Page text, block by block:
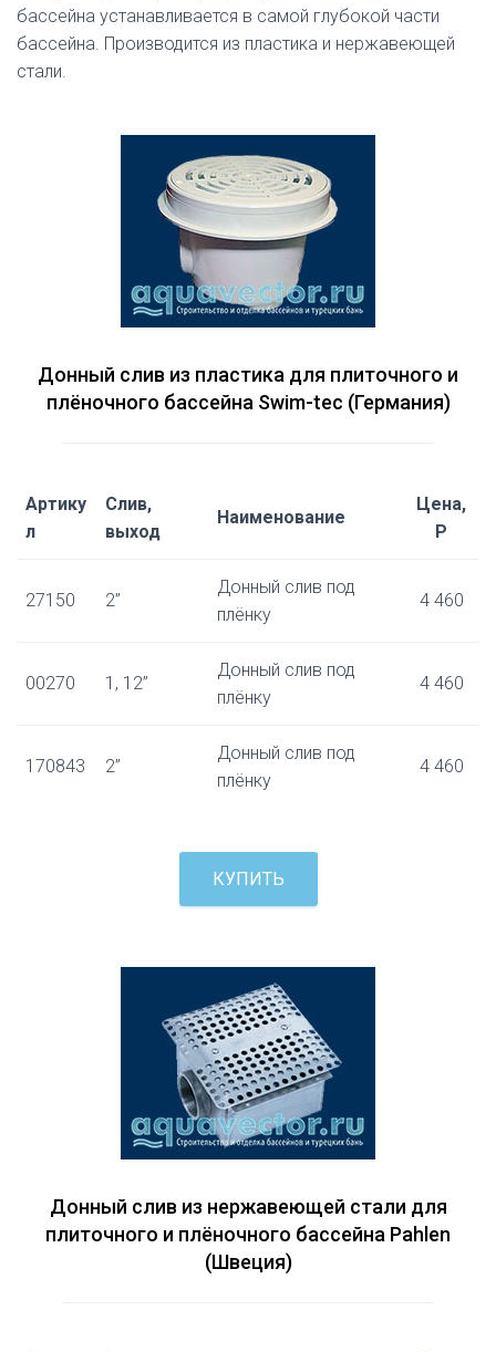
бассейна устанавливается в самой глубокой части
бассейна. Производится из пластика и нержавеющей
стали.
Донный слив из пластика для плиточного и
плёночного бассейна Swim-tec (Германия)
Артику
л
Слив,
выход
Наименование
Цена,
Р
27150 2”
Донный слив под
плёнку
4 460
00270 1, 12”
Донный слив под
плёнку
4 460
170843 2”
Донный слив под
плёнку
4 460
КУПИТЬ
Донный слив из нержавеющей стали для
плиточного и плёночного бассейна Pahlen
(Швеция)